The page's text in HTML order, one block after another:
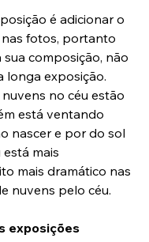
é adicionar o
nas fotos, portanto
composição, não
longa exposição.
no céu estão
está ventando
nascer e por do sol
está mais
mais dramático nas